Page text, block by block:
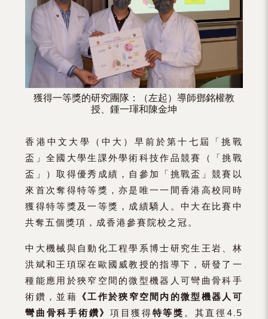
獲得一等獎的研究團隊：（左起）導師鄧銘權教
授、鍾一琿和陳金坤
香港中文大學（中大）早前於第十七屆「挑戰
盃」全國大學生課外學術科技作品競賽（「挑戰
盃」）取得優秀成績，自參加「挑戰盃」競賽以
來首次奪得特等獎，亦是唯一一間香港高校同時
獲得特等獎及一等獎，成績驕人。中大在比賽中
共奪五個獎項，成香港參賽院校之冠。
中大機械與自動化工程學系博士研究生王岩、林
洪斌和王頊琛在歐國威教授的指導下，研發了一
種能應用於狹窄空間的微型機器人可彎曲骨科手
術鑽，並藉 《工作於狹窄空間内的微型機器人可
彎曲骨科手術鑽》 項目獲得特等獎 。其直徑4.5